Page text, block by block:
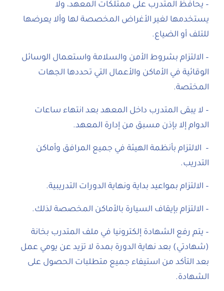
– يحافظ المتدرب على ممتلكات المعهد، ولا
يستخدمها لغير الأغراض المخصصة لها وألا يعرضها
للتلف أو الضياع.
– الالتزام بشروط الأمن والسلامة واستعمال الوسائل
الوقائية في الأماكن والأعمال التي تحددها الجهات
المختصة.
– لا يبقى المتدرب داخل المعهد بعد انتهاء ساعات
الدوام إلا بإذن مسبق من إدارة المعهد.
– الالتزام بأنظمة الهيئة في جميع المرافق وأماكن
التدريب.
– الالتزام بمواعيد بداية ونهاية الدورات التدريبية.
– الالتزام بإيقاف السيارة بالأماكن المخصصة لذلك.
– يتم رفع الشهادة إلكترونيا في ملف المتدرب بخانة
(شهادتي) بعد نهاية الدورة بمدة لا تزيد عن يومي عمل
بعد التأكد من استيفاء جميع متطلبات الحصول على
الشهادة.